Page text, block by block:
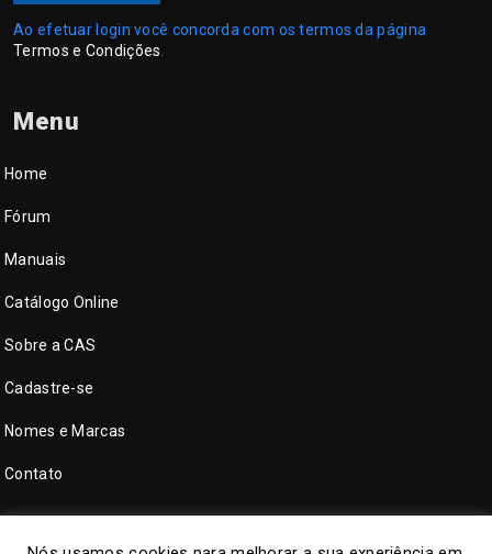
Ao efetuar login você concorda com os termos da página
Termos e Condições
Menu
Home
Fórum
Manuais
Catálogo Online
Sobre a CAS
Cadastre-se
Nomes e Marcas
Contato